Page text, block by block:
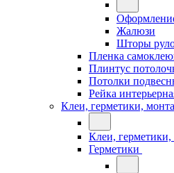
Жалюзи
Шторы
Пленка
Плинтус
Потолки
Рейка
Клеи, герметики,
Клеи,
Герметики